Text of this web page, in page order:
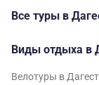
Все туры в
Виды отдыха в
Велотуры в